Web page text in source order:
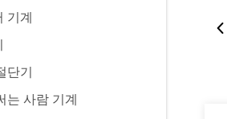
기계
단기
는 사람 기계